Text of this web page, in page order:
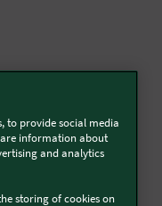
to provide social media
information about
and analytics
storing of cookies on